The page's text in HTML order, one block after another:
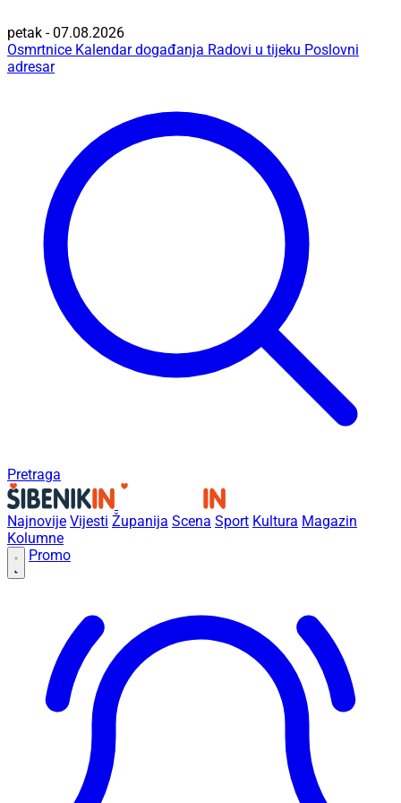
petak - 07.08.2026
Osmrtnice Kalendar događanja Radovi u tijeku Poslovni
adresar
Pretraga
Najnovije Vijesti Županija Scena Sport Kultura Magazin
Kolumne
Promo